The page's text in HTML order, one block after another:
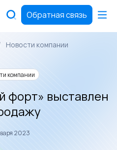
Обратная связь
Новости компании
компании
форт» выставлен
2023